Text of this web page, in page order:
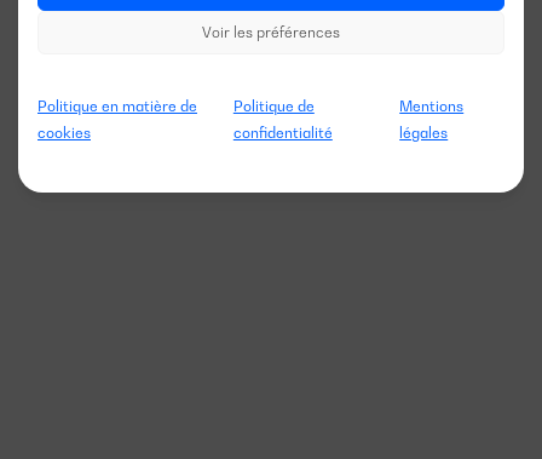
Voir les préférences
Politique en matière de
cookies
Politique de
confidentialité
Mentions
légales